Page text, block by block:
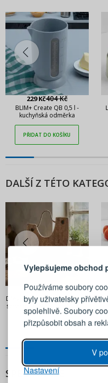
Vylepšujeme obchod
Používáme soubory
byly uživatelsky
spolehlivě. Soubory
přizpůsobit obsah a
V
Nastavení
229 Kč404 Kč
BLIM+ Create QB 0,5 l -
kuchyňská odměrka
PŘIDAT DO KOŠÍKU
DALŠÍ Z TÉTO
626 Kč
Dřevěné prkénko na krájení a
servírování MANGO 40,5 x 28
cm
PŘIDAT DO KOŠÍKU
SPECIFIKACE
PŘIHLÁŠENÍ
Přihlaste se
Emailová adresa